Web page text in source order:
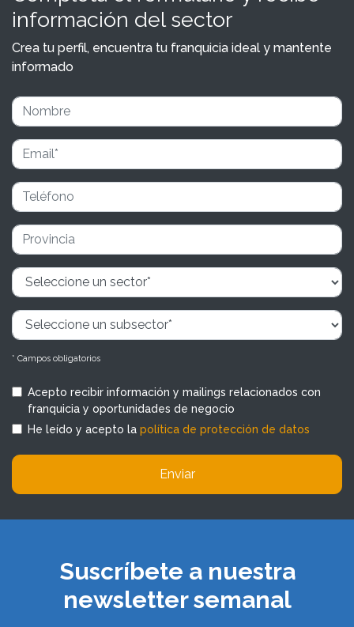
información del sector
Crea tu perfil, encuentra tu franquicia ideal y mantente
informado
* Campos obligatorios
Acepto recibir información y mailings relacionados con
franquicia y oportunidades de negocio
He leído y acepto la política de protección de datos
Enviar
Suscríbete a nuestra
newsletter semanal